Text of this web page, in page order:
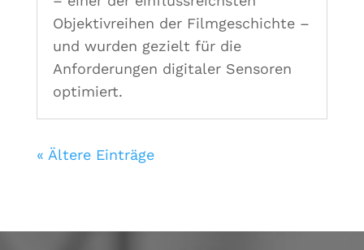
Objektivreihen der Filmgeschichte –
und wurden gezielt für die
Anforderungen digitaler Sensoren
optimiert.
« Ältere Einträge